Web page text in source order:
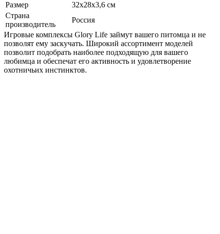
Размер
32х28х3,6 см
Страна
производитель
Россия
Игровые комплексы Glory Life займут вашего питомца и не
позволят ему заскучать. Широкий ассортимент моделей
позволит подобрать наиболее подходящую для вашего
любимца и обеспечат его активность и удовлетворение
охотничьих инстинктов.